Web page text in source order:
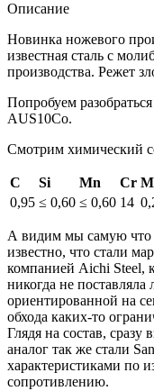
Описание
Новинка ножевого
известная сталь с
производства. Режет
Попробуем
AUS10Co.
Смотрим химический
C Si Mn Cr
0,95 ≤ 0,60 ≤ 0,60 14
А видим мы самую что
известно, что стали
компанией Aichi Steel,
никогда не
ориентированной на
обхода каких-то
Глядя на состав,
аналог так же стали
характеристиками по
сопротивлению.